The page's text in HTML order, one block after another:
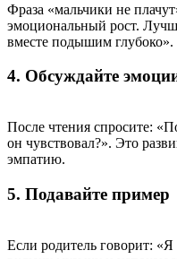
Фраза «мальчики не
эмоциональный рост.
вместе подышим глубоко».
4. Обсуждайте
После чтения спросите:
он чувствовал?». Это
эмпатию.
5. Подавайте пример
Если родитель говорит: «Я